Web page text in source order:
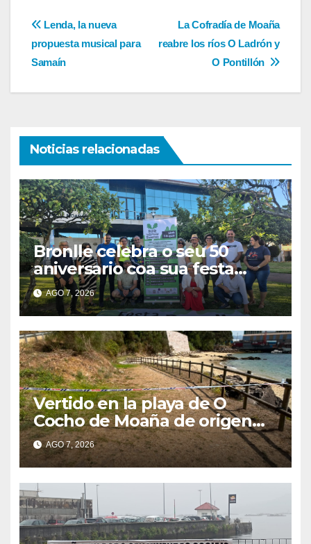
Navegación
de
entradas
La Cofradía de Moaña
reabre los ríos O Ladrón y
O Pontillón
Lenda, la nueva
propuesta musical para
Samaín
Noticias relacionadas
Bronlle celebra o seu 50
aniversario coa sua festa
popular o vindeiro sábado 15
de agosto
AGO 7, 2026
Vertido en la playa de O
Cocho de Moaña de origen
desconocido
AGO 7, 2026